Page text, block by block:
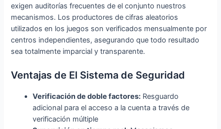
exigen auditorías frecuentes de el conjunto nuestros
mecanismos. Los productores de cifras aleatorios
utilizados en los juegos son verificados mensualmente por
centros independientes, asegurando que todo resultado
sea totalmente imparcial y transparente.
Ventajas de El Sistema de Seguridad
Verificación de doble factores: Resguardo
adicional para el acceso a la cuenta a través de
verificación múltiple